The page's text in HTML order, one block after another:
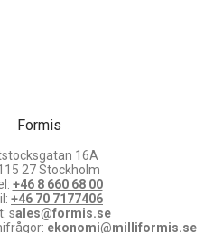
Formis
16A
27 Stockholm
+46 8 660 68 00
+46 70 7177406
sales@formis.se
ekonomi@milliformis.se